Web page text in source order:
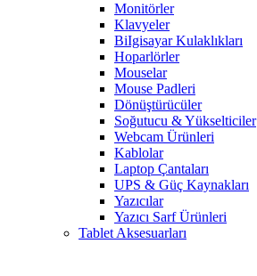
Monitörler
Klavyeler
BiIgisayar Kulaklıkları
Hoparlörler
Mouselar
Mouse Padleri
Dönüştürücüler
Soğutucu & Yükselticiler
Webcam Ürünleri
Kablolar
Laptop Çantaları
UPS & Güç Kaynakları
Yazıcılar
Yazıcı Sarf Ürünleri
Tablet Aksesuarları